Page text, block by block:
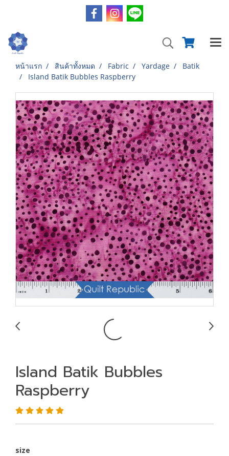
หน้าแรก สินค้าทั้งหมด Fabric Yardage
Batik
Island Batik Bubbles Raspberry
Island Batik Bubbles
Raspberry
size